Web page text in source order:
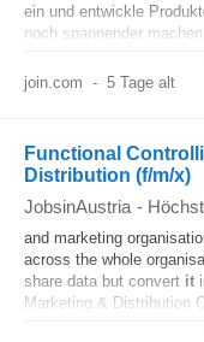
ein und entwickle
noch spannender
join.com - 5 Tage alt
Functional
Distribution (f/m/x)
JobsinAustria - Höchst
and marketing
across the whole
share data but convert it
Marketing & Distribution